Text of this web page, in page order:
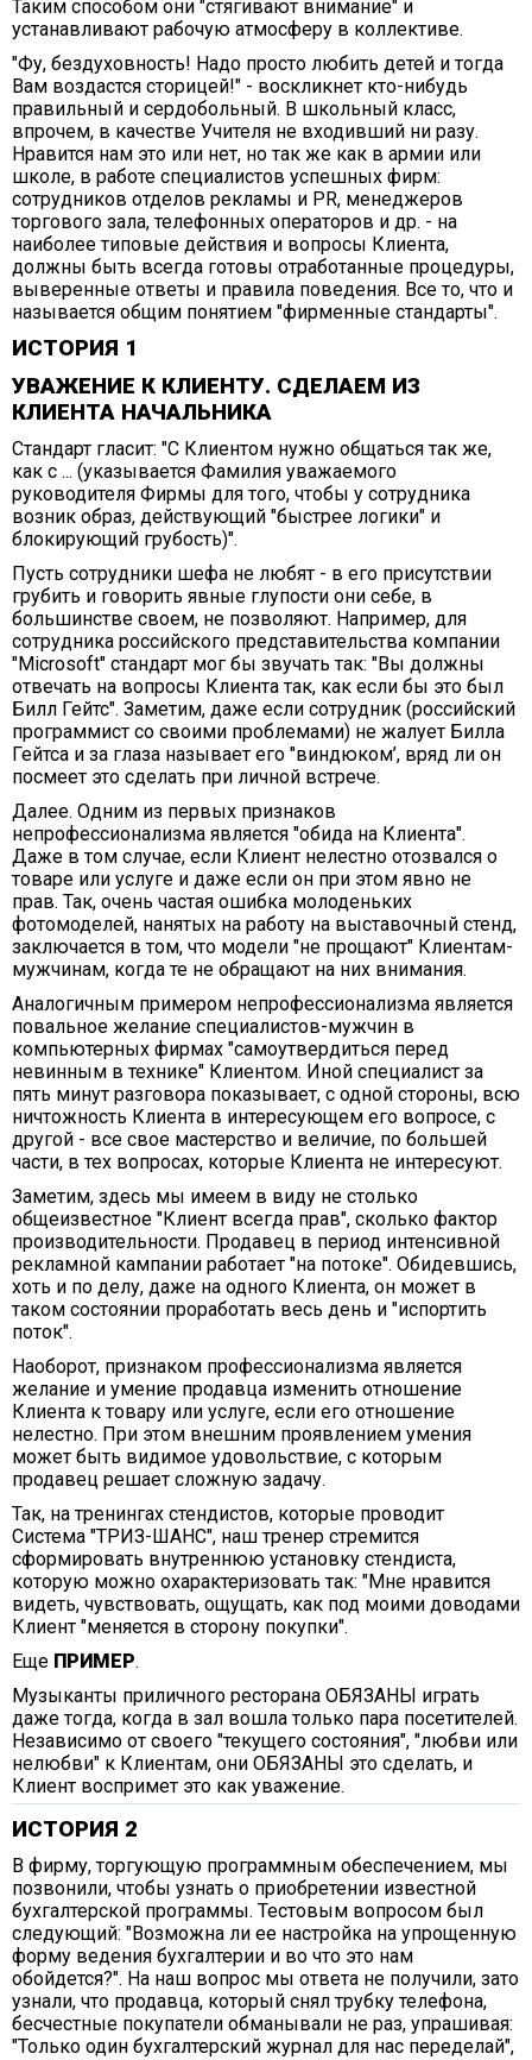
Таким способом они "стягивают внимание" и
устанавливают рабочую атмосферу в коллективе.
"Фу, бездуховность! Надо просто любить детей и тогда
Вам воздастся сторицей!" - воскликнет кто-нибудь
правильный и сердобольный. В школьный класс,
впрочем, в качестве Учителя не входивший ни разу.
Нравится нам это или нет, но так же как в армии или
школе, в работе специалистов успешных фирм:
сотрудников отделов рекламы и PR, менеджеров
торгового зала, телефонных операторов и др. - на
наиболее типовые действия и вопросы Клиента,
должны быть всегда готовы отработанные процедуры,
выверенные ответы и правила поведения. Все то, что и
называется общим понятием "фирменные стандарты".
ИСТОРИЯ 1
УВАЖЕНИЕ К КЛИЕНТУ. СДЕЛАЕМ ИЗ
КЛИЕНТА НАЧАЛЬНИКА
Стандарт гласит: "С Клиентом нужно общаться так же,
как с ... (указывается Фамилия уважаемого
руководителя Фирмы для того, чтобы у сотрудника
возник образ, действующий "быстрее логики" и
блокирующий грубость)".
Пусть сотрудники шефа не любят - в его присутствии
грубить и говорить явные глупости они себе, в
большинстве своем, не позволяют. Например, для
сотрудника российского представительства компании
"Microsoft" стандарт мог бы звучать так: "Вы должны
отвечать на вопросы Клиента так, как если бы это был
Билл Гейтс". Заметим, даже если сотрудник (российский
программист со своими проблемами) не жалует Билла
Гейтса и за глаза называет его "виндюком’, вряд ли он
посмеет это сделать при личной встрече.
Далее. Одним из первых признаков
непрофессионализма является "обида на Клиента".
Даже в том случае, если Клиент нелестно отозвался о
товаре или услуге и даже если он при этом явно не
прав. Так, очень частая ошибка молоденьких
фотомоделей, нанятых на работу на выставочный стенд,
заключается в том, что модели "не прощают" Клиентам-
мужчинам, когда те не обращают на них внимания.
Аналогичным примером непрофессионализма является
повальное желание специалистов-мужчин в
компьютерных фирмах "самоутвердиться перед
невинным в технике" Клиентом. Иной специалист за
пять минут разговора показывает, с одной стороны, всю
ничтожность Клиента в интересующем его вопросе, с
другой - все свое мастерство и величие, по большей
части, в тех вопросах, которые Клиента не интересуют.
Заметим, здесь мы имеем в виду не столько
общеизвестное "Клиент всегда прав", сколько фактор
производительности. Продавец в период интенсивной
рекламной кампании работает "на потоке". Обидевшись,
хоть и по делу, даже на одного Клиента, он может в
таком состоянии проработать весь день и "испортить
поток".
Наоборот, признаком профессионализма является
желание и умение продавца изменить отношение
Клиента к товару или услуге, если его отношение
нелестно. При этом внешним проявлением умения
может быть видимое удовольствие, с которым
продавец решает сложную задачу.
Так, на тренингах стендистов, которые проводит
Система "ТРИЗ-ШАНС", наш тренер стремится
сформировать внутреннюю установку стендиста,
которую можно охарактеризовать так: "Мне нравится
видеть, чувствовать, ощущать, как под моими доводами
Клиент "меняется в сторону покупки".
Еще ПРИМЕР.
Музыканты приличного ресторана ОБЯЗАНЫ играть
даже тогда, когда в зал вошла только пара посетителей.
Независимо от своего "текущего состояния", "любви или
нелюбви" к Клиентам, они ОБЯЗАНЫ это сделать, и
Клиент воспримет это как уважение.
ИСТОРИЯ 2
В фирму, торгующую программным обеспечением, мы
позвонили, чтобы узнать о приобретении известной
бухгалтерской программы. Тестовым вопросом был
следующий: "Возможна ли ее настройка на упрощенную
форму ведения бухгалтерии и во что это нам
обойдется?". На наш вопрос мы ответа не получили, зато
узнали, что продавца, который снял трубку телефона,
бесчестные покупатели обманывали не раз, упрашивая:
"Только один бухгалтерский журнал для нас переделай",